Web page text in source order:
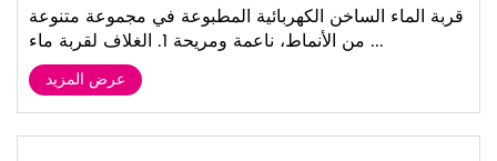
قربة الماء الساخن الكهربائية المطبوعة في مجموعة متنوعة
من الأنماط، ناعمة ومريحة 1. الغلاف لقربة ماء ...
عرض المزيد